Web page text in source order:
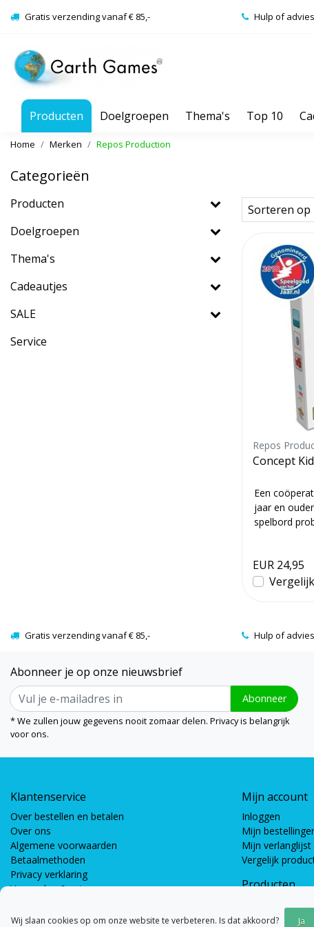
Gratis verzending vanaf € 85,- Hulp of
Producten Doelgroepen Thema's Top 10
Home Merken Repos Production
Categorieën
Producten
Doelgroepen
Thema's
Cadeautjes
SALE
Service
Sorteren op
Repos
Concept
Een
jaar en
spelbord
EUR 24,95
Vergelijk
Gratis verzending vanaf € 85,- Hulp of
Abonneer je op onze nieuwsbrief
Abonneer
* We zullen jouw gegevens nooit zomaar delen. Privacy is belangrijk
voor ons.
Klantenservice
Over bestellen en betalen
Over ons
Algemene voorwaarden
Betaalmethoden
Privacy verklaring
Verzenden & retourneren
Mijn account
Inloggen
Mijn
Mijn verlanglijst
Vergelijk
Producten
Wij slaan cookies op om onze website te verbeteren. Is dat akkoord? Ja